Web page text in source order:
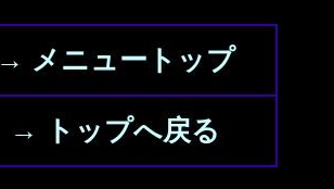
→ メニュートップ
→ トップへ戻る